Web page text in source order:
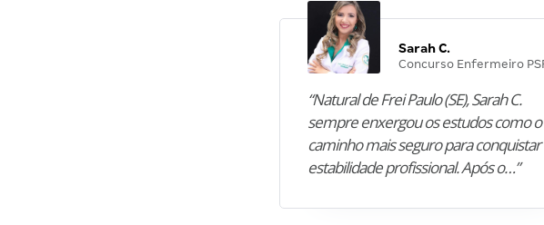
Sarah C.
Concurso Enfermeiro
“Natural de Frei Paulo (SE), Sarah C.
sempre enxergou os estudos como o
caminho mais seguro para conquistar
estabilidade profissional. Após o…”